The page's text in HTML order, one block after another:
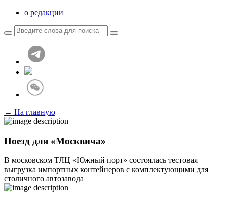
о редакции
← На главную
Поезд для «Москвича»
В московском ТЛЦ «Южный порт» состоялась тестовая
выгрузка импортных контейнеров с комплектующими для
столичного автозавода